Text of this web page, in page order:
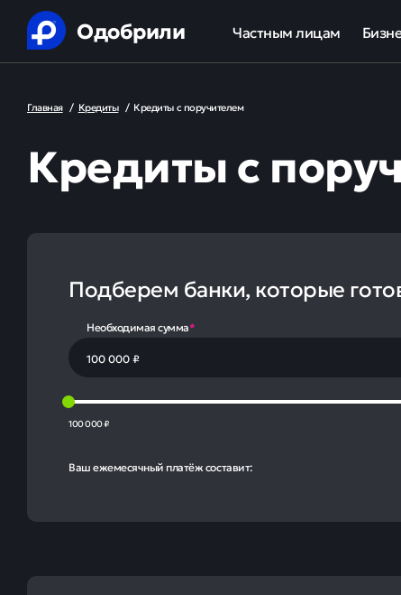
Одобрили Частным лицам
Анализ кредитной
Главная / Кредиты / Кредиты с поручителем
Кредиты с
Подберем банки, которые
Необходимая сумма*
100 000 ₽
Ваш ежемесячный платёж составит: